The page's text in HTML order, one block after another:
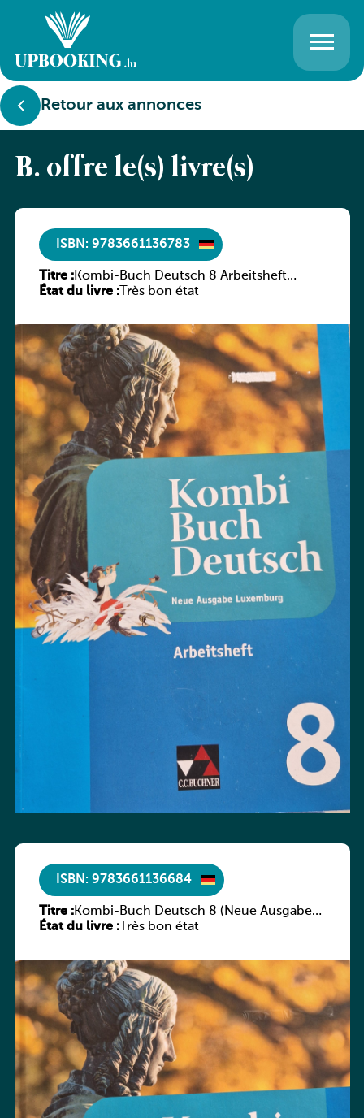
Retour aux annonces
B. offre le(s) livre(s)
ISBN: 9783661136783
Titre :Kombi-Buch Deutsch 8 Arbeitsheft
(Neue Ausgabe Luxemburg)
État du livre :Très bon état
ISBN: 9783661136684
Titre :Kombi-Buch Deutsch 8 (Neue Ausgabe
Luxemburg)
État du livre :Très bon état